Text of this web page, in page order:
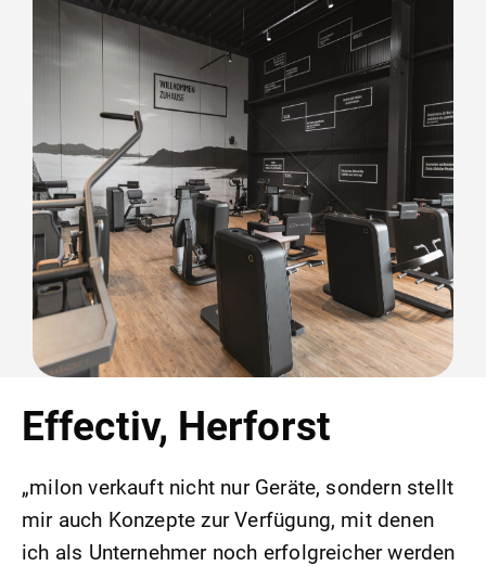
Effectiv, Herforst
„milon verkauft nicht nur Geräte, sondern stellt
mir auch Konzepte zur Verfügung, mit denen
ich als Unternehmer noch erfolgreicher werden